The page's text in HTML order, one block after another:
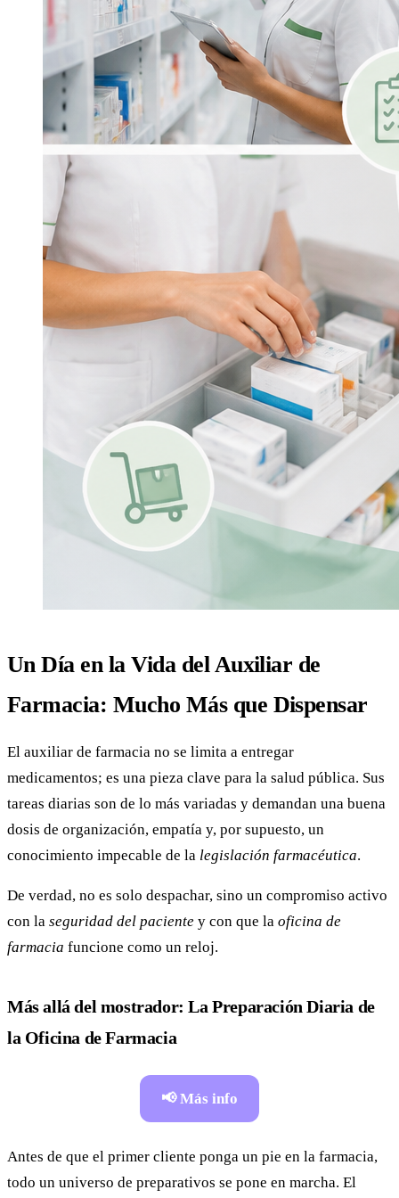
Un Día en la Vida del Auxiliar de
Farmacia: Mucho Más que Dispensar
El auxiliar de farmacia no se limita a entregar
medicamentos; es una pieza clave para la salud pública. Sus
tareas diarias son de lo más variadas y demandan una buena
dosis de organización, empatía y, por supuesto, un
conocimiento impecable de la legislación farmacéutica.
De verdad, no es solo despachar, sino un compromiso activo
con la seguridad del paciente y con que la oficina de
farmacia funcione como un reloj.
Más allá del mostrador: La Preparación Diaria de
la Oficina de Farmacia
📢 Más info
Antes de que el primer cliente ponga un pie en la farmacia,
todo un universo de preparativos se pone en marcha. El